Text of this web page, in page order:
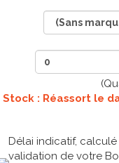
Stock : Réassort le
Délai indicatif,
validation de votre